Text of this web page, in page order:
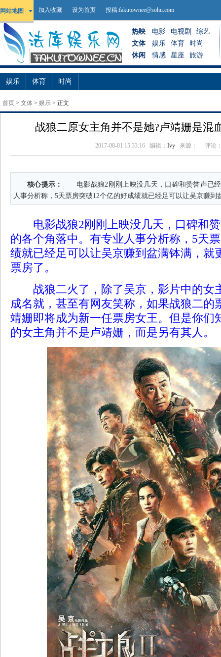
网站地图 加入收藏 设为首页 投稿:fakutownee@sohu.com
热映 电影 电视剧
综艺
文体
娱乐 体育
时尚
休闲
情感 星座 旅游
娱乐 体育 时尚
首页 > 文体 > 娱乐 > 正文
战狼二原女主角并不是她?卢靖姗是混
2017-08-01 15:33:16 编辑：Ivy 来源： 评论
核心提示：
电影战狼2刚刚上映没几天，口碑和赞誉声已经
人事分析称，5天票房突破12个亿的好成绩就已经足可以让吴京赚到
电影战狼2刚刚上映没几天，口碑和
的各个角落中。有专业人事分析称，5天
绩就已经足可以让吴京赚到盆满钵满，就
票房了。
战狼二火了，除了吴京，影片中的女
成名就，甚至有网友笑称，如果战狼二的
靖姗即将成为新一任票房女王。但是你们
的女主角并不是卢靖姗，而是另有其人。